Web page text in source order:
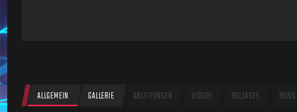
ALLGEMEIN GALLERIE ANLEITUNGEN VIDEOS RELEASES NEWS